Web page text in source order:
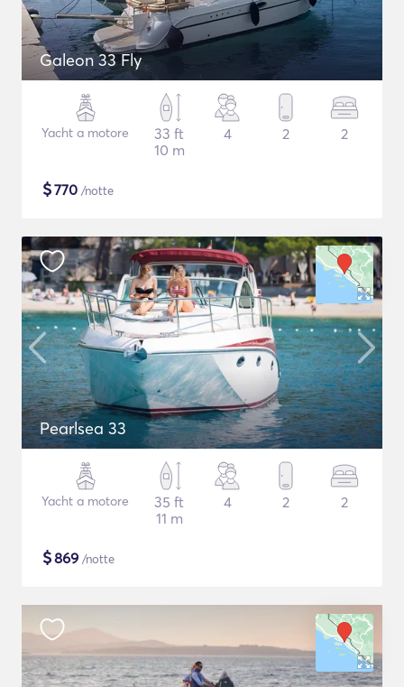
Galeon 33 Fly
Yacht a motore
33 ft
10 m
4 2 2
$770 /notte
Pearlsea 33
Yacht a motore
35 ft
11 m
4 2 2
$869 /notte